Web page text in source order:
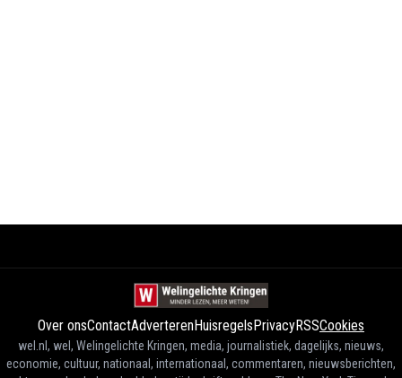
Over onsContactAdverterenHuisregelsPrivacyRSSCookies
wel.nl, wel, Welingelichte Kringen, media, journalistiek, dagelijks, nieuws,
economie, cultuur, nationaal, internationaal, commentaren, nieuwsberichten,